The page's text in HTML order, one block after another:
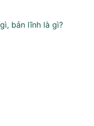
bản lĩnh là gì?